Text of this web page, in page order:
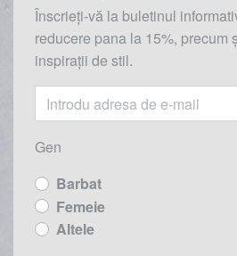
Înscrieți-vă la buletinul
reducere pana la 15%, precum
inspirații de stil.
Gen
Barbat
Femeie
Altele